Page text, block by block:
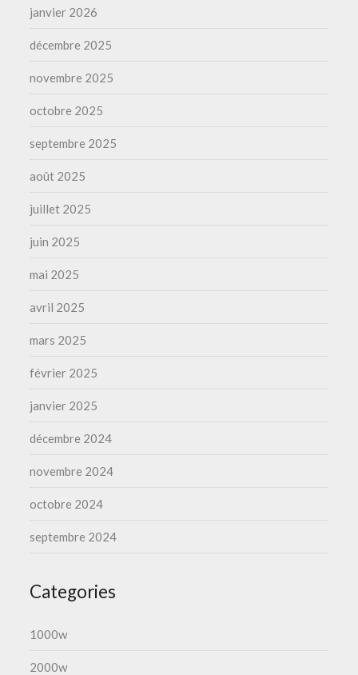
janvier 2026
décembre 2025
novembre 2025
octobre 2025
septembre 2025
août 2025
juillet 2025
juin 2025
mai 2025
avril 2025
mars 2025
février 2025
janvier 2025
décembre 2024
novembre 2024
octobre 2024
septembre 2024
Categories
1000w
2000w